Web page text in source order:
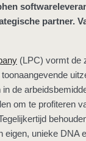
partner.
(LPC) vormt de
de
om te profiteren
eigen, unieke DNA